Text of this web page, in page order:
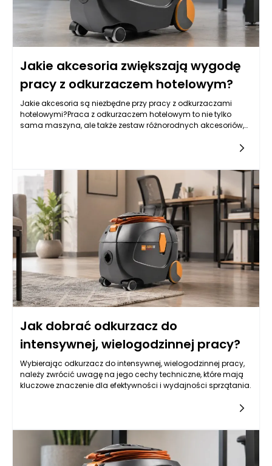
Jakie akcesoria zwiększają wygodę
pracy z odkurzaczem hotelowym?
Jakie akcesoria są niezbędne przy pracy z odkurzaczami
hotelowymi?Praca z odkurzaczem hotelowym to nie tylko
sama maszyna, ale także zestaw różnorodnych akcesoriów,
Jak dobrać odkurzacz do
intensywnej, wielogodzinnej pracy?
Wybierając odkurzacz do intensywnej, wielogodzinnej pracy,
należy zwrócić uwagę na jego cechy techniczne, które mają
kluczowe znaczenie dla efektywności i wydajności sprzątania.